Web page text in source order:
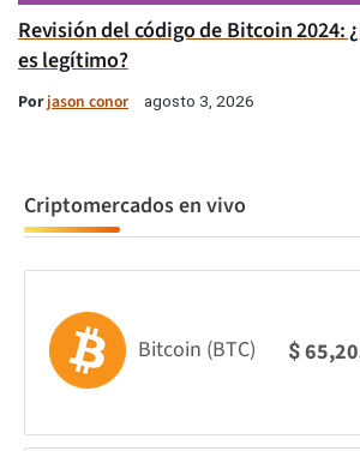
Revisión del código de Bitcoin 2024:
es legítimo?
Porjason conor agosto 3, 2026
Criptomercados en vivo
Bitcoin (BTC) $